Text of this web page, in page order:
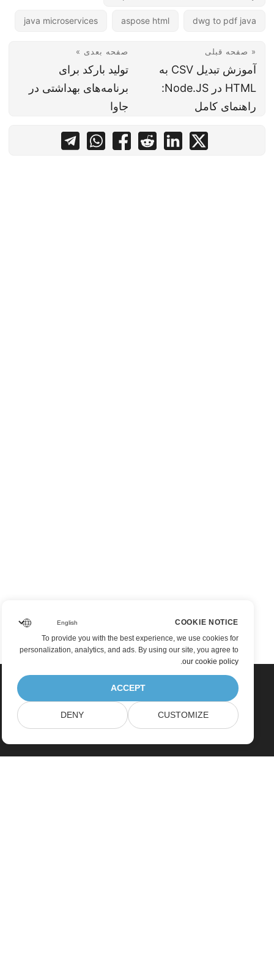
dwg to pdf java
aspose html
java microservices
« صفحه قبلی
آموزش تبدیل CSV به
HTML در Node.JS:
راهنمای کامل
صفحه بعدی »
تولید بارکد برای
برنامه‌های بهداشتی در
جاوا
COOKIE NOTICE
To provide you with the best experience, we use cookies for
personalization, analytics, and ads. By using our site, you agree to
our cookie policy
.
ACCEPT
CUSTOMIZE
DENY